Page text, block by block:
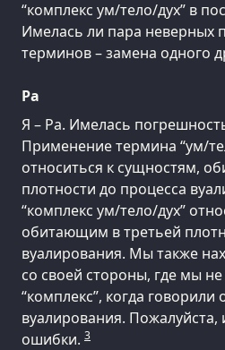
“комплекс ум/тело/дух” в
Имелась ли пара неверных
терминов – замена одного
Ра
Я – Ра. Имелась
Применение термина “ум/
относиться к сущностям,
плотности до процесса
“комплекс ум/тело/дух”
обитающим в третьей
вуалирования. Мы также
со своей стороны, где мы
“комплекс”, когда говорили
вуалирования. Пожалуйста,
ошибки. 3